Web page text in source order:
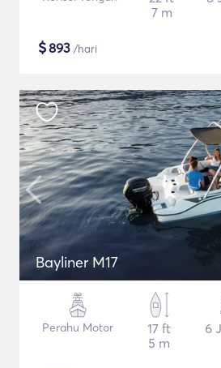
7 m
$893 /hari
Bayliner M17
Perahu Motor
17 ft
5 m
6